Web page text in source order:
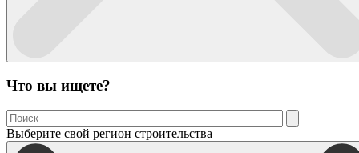
Что вы ищете?
Выберите свой регион строительства